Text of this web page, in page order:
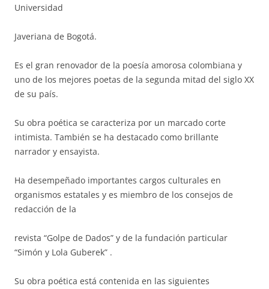
Universidad
Javeriana de Bogotá.
Es el gran renovador de la poesía amorosa colombiana y
uno de los mejores poetas de la segunda mitad del siglo XX
de su país.
Su obra poética se caracteriza por un marcado corte
intimista. También se ha destacado como brillante
narrador y ensayista.
Ha desempeñado importantes cargos culturales en
organismos estatales y es miembro de los consejos de
redacción de la
revista “Golpe de Dados” y de la fundación particular
“Simón y Lola Guberek” .
Su obra poética está contenida en las siguientes